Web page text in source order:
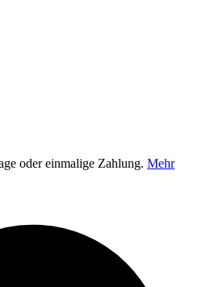
oder einmalige Zahlung. Mehr